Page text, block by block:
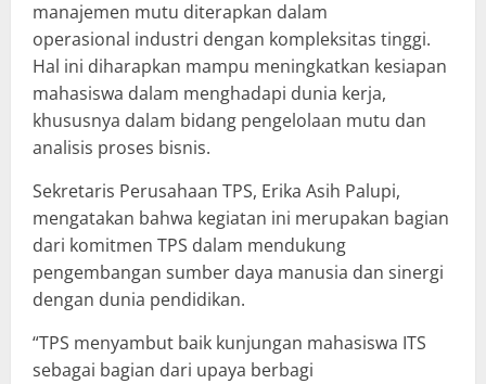
manajemen mutu diterapkan dalam
operasional industri dengan kompleksitas tinggi.
Hal ini diharapkan mampu meningkatkan kesiapan
mahasiswa dalam menghadapi dunia kerja,
khususnya dalam bidang pengelolaan mutu dan
analisis proses bisnis.
Sekretaris Perusahaan TPS, Erika Asih Palupi,
mengatakan bahwa kegiatan ini merupakan bagian
dari komitmen TPS dalam mendukung
pengembangan sumber daya manusia dan sinergi
dengan dunia pendidikan.
“TPS menyambut baik kunjungan mahasiswa ITS
sebagai bagian dari upaya berbagi